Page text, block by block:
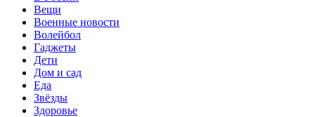
Вещи
Военные новости
Волейбол
Гаджеты
Дети
Дом и сад
Еда
Звёзды
Здоровье